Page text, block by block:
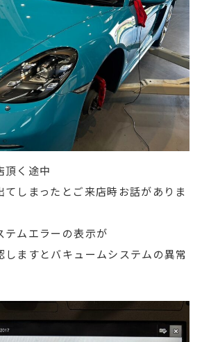
頂く途中
てしまったとご来店時お話がありま
テムエラーの表示が
しますとバキュームシステムの異常